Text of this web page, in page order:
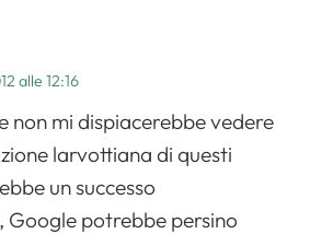
alle 12:16
non mi dispiacerebbe vedere
larvottiana di questi
un successo
Google potrebbe persino